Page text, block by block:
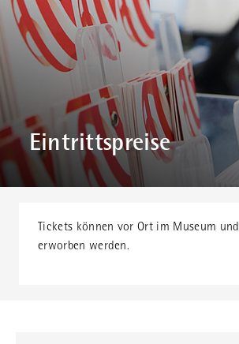
Eintrittspreise
Tickets können vor Ort im Museum und
erworben werden.